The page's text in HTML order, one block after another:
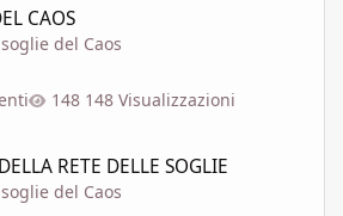
CAOS
del Caos
148 Visualizzazioni
RETE DELLE SOGLIE
del Caos